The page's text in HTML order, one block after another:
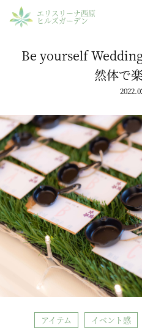
エリスリーナ西原
ヒルズガーデン
Be yourself
然体で
アイテム イベント感